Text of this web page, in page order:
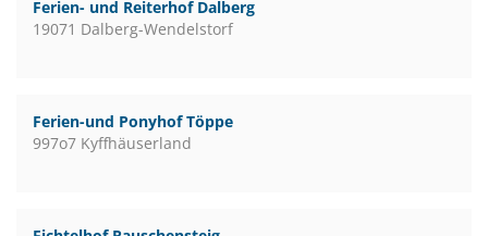
Ferien- und Reiterhof Dalberg
19071 Dalberg-Wendelstorf
Ferien-und Ponyhof Töppe
997o7 Kyffhäuserland